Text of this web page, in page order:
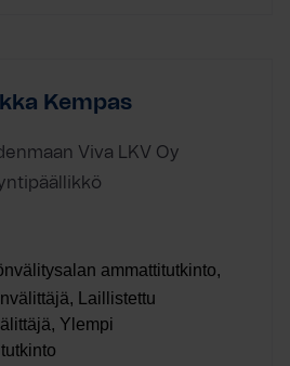
Kempas
Viva LKV Oy
ammattitutkinto,
Laillistettu
Ylempi